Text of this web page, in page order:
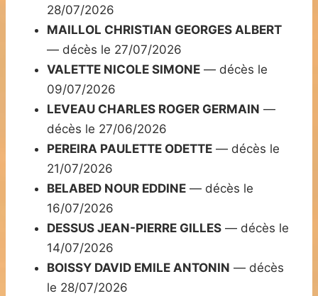
28/07/2026
MAILLOL CHRISTIAN GEORGES ALBERT
— décès le 27/07/2026
VALETTE NICOLE SIMONE — décès le
09/07/2026
LEVEAU CHARLES ROGER GERMAIN —
décès le 27/06/2026
PEREIRA PAULETTE ODETTE — décès le
21/07/2026
BELABED NOUR EDDINE — décès le
16/07/2026
DESSUS JEAN-PIERRE GILLES — décès le
14/07/2026
BOISSY DAVID EMILE ANTONIN — décès
le 28/07/2026